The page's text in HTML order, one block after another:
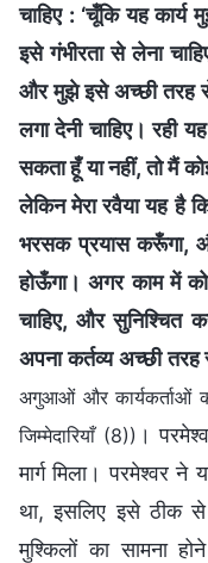
चाहिए : ‘चूँकि यह
इसे गंभीरता से लेना
और मुझे इसे अच्छी तरह
लगा देनी चाहिए। रही
सकता हूँ या नहीं, तो मैं
लेकिन मेरा रवैया यह है
भरसक प्रयास करूँगा,
होऊँगा। अगर काम में
चाहिए, और सुनिश्चित
अपना कर्तव्य अच्छी
अगुआओं और कार्यकर्ताओं
जिम्मेदारियाँ (8)) ।
मार्ग मिला। परमेश्वर ने
था, इसलिए इसे ठीक
मुश्किलों का सामना